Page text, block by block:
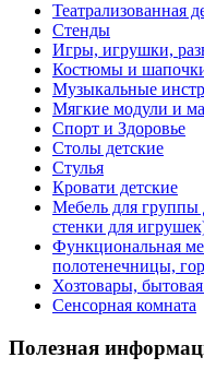
Театрализованная
Стенды
Игры, игрушки,
Костюмы и
Музыкальные
Мягкие модули и
Спорт и Здоровье
Столы детские
Стулья
Кровати детские
Мебель для группы
стенки для
Функциональная
полотенечницы,
Хозтовары,
Сенсорная комната
Полезная